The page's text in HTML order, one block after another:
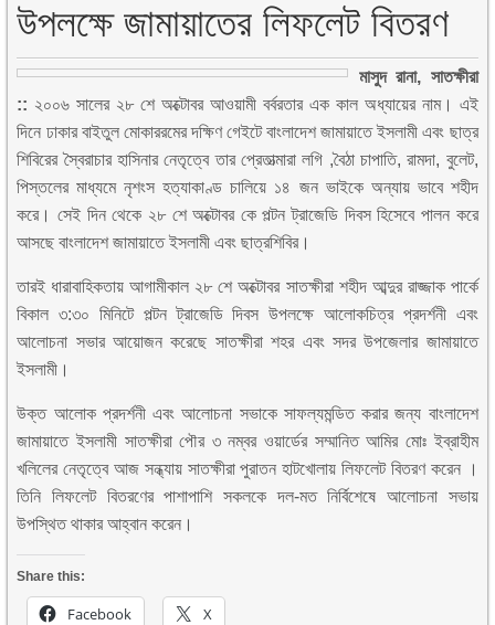
উপলক্ষে জামায়াতের লিফলেট বিতরণ
মাসুদ রানা, সাতক্ষীরা
:: ২০০৬ সালের ২৮ শে অক্টোবর আওয়ামী বর্বরতার এক কাল অধ্যায়ের নাম। এই
দিনে ঢাকার বাইতুল মোকাররমের দক্ষিণ গেইটে বাংলাদেশ জামায়াতে ইসলামী এবং ছাত্র
শিবিরের স্বৈরাচার হাসিনার নেতৃত্বে তার প্রেতাত্মারা লগি ,বৈঠা চাপাতি, রামদা, বুলেট,
পিস্তলের মাধ্যমে নৃশংস হত্যাকাণ্ড চালিয়ে ১৪ জন ভাইকে অন্যায় ভাবে শহীদ
করে। সেই দিন থেকে ২৮ শে অক্টোবর কে পল্টন ট্রাজেডি দিবস হিসেবে পালন করে
আসছে বাংলাদেশ জামায়াতে ইসলামী এবং ছাত্রশিবির।
তারই ধারাবাহিকতায় আগামীকাল ২৮ শে অক্টোবর সাতক্ষীরা শহীদ আব্দুর রাজ্জাক পার্কে
বিকাল ৩:৩০ মিনিটে পল্টন ট্রাজেডি দিবস উপলক্ষে আলোকচিত্র প্রদর্শনী এবং
আলোচনা সভার আয়োজন করেছে সাতক্ষীরা শহর এবং সদর উপজেলার জামায়াতে
ইসলামী।
উক্ত আলোক প্রদর্শনী এবং আলোচনা সভাকে সাফল্যমন্ডিত করার জন্য বাংলাদেশ
জামায়াতে ইসলামী সাতক্ষীরা পৌর ৩ নম্বর ওয়ার্ডের সম্মানিত আমির মোঃ ইব্রাহীম
খলিলের নেতৃত্বে আজ সন্ধ্যায় সাতক্ষীরা পুরাতন হাটখোলায় লিফলেট বিতরণ করেন ।
তিনি লিফলেট বিতরণের পাশাপাশি সকলকে দল-মত নির্বিশেষে আলোচনা সভায়
উপস্থিত থাকার আহ্বান করেন।
Share this:
Facebook X